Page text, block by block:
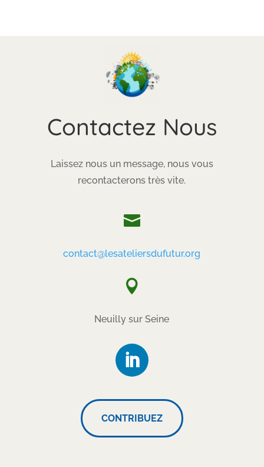
Contactez Nous
Laissez nous un message, nous vous
recontacterons très vite.

contact@lesateliersdufutur.org

Neuilly sur Seine
CONTRIBUEZ